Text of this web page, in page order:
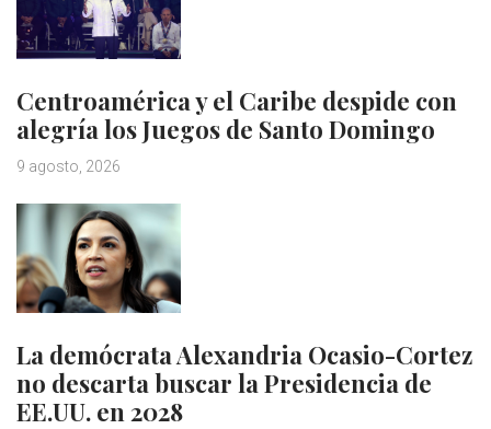
Centroamérica y el Caribe despide con
alegría los Juegos de Santo Domingo
9 agosto, 2026
La demócrata Alexandria Ocasio-Cortez
no descarta buscar la Presidencia de
EE.UU. en 2028